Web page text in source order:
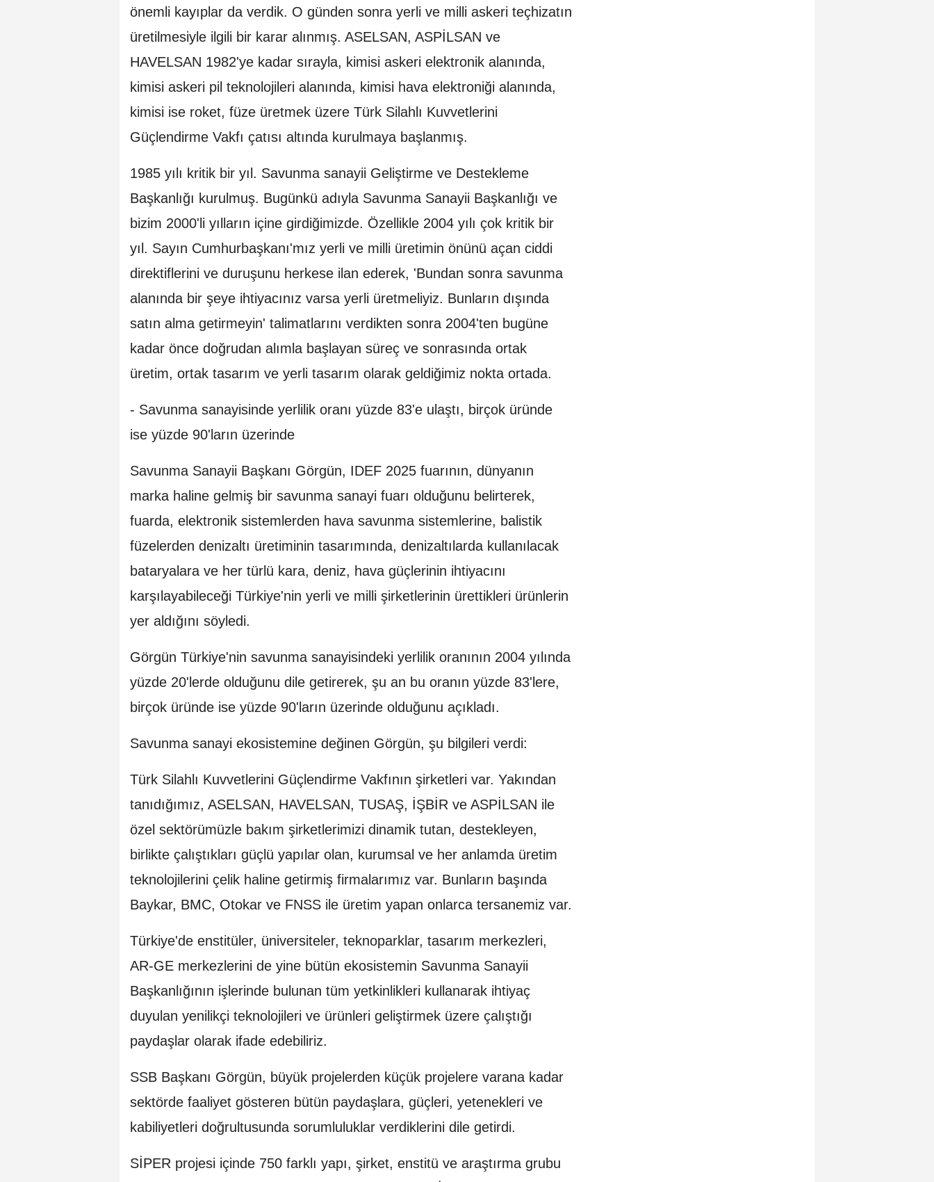
önemli kayıplar da verdik. O günden sonra yerli ve milli askeri teçhizatın
üretilmesiyle ilgili bir karar alınmış. ASELSAN, ASPİLSAN ve
HAVELSAN 1982'ye kadar sırayla, kimisi askeri elektronik alanında,
kimisi askeri pil teknolojileri alanında, kimisi hava elektroniği alanında,
kimisi ise roket, füze üretmek üzere Türk Silahlı Kuvvetlerini
Güçlendirme Vakfı çatısı altında kurulmaya başlanmış.
1985 yılı kritik bir yıl. Savunma sanayii Geliştirme ve Destekleme
Başkanlığı kurulmuş. Bugünkü adıyla Savunma Sanayii Başkanlığı ve
bizim 2000'li yılların içine girdiğimizde. Özellikle 2004 yılı çok kritik bir
yıl. Sayın Cumhurbaşkanı'mız yerli ve milli üretimin önünü açan ciddi
direktiflerini ve duruşunu herkese ilan ederek, 'Bundan sonra savunma
alanında bir şeye ihtiyacınız varsa yerli üretmeliyiz. Bunların dışında
satın alma getirmeyin' talimatlarını verdikten sonra 2004'ten bugüne
kadar önce doğrudan alımla başlayan süreç ve sonrasında ortak
üretim, ortak tasarım ve yerli tasarım olarak geldiğimiz nokta ortada.
- Savunma sanayisinde yerlilik oranı yüzde 83'e ulaştı, birçok üründe
ise yüzde 90'ların üzerinde
Savunma Sanayii Başkanı Görgün, IDEF 2025 fuarının, dünyanın
marka haline gelmiş bir savunma sanayi fuarı olduğunu belirterek,
fuarda, elektronik sistemlerden hava savunma sistemlerine, balistik
füzelerden denizaltı üretiminin tasarımında, denizaltılarda kullanılacak
bataryalara ve her türlü kara, deniz, hava güçlerinin ihtiyacını
karşılayabileceği Türkiye'nin yerli ve milli şirketlerinin ürettikleri ürünlerin
yer aldığını söyledi.
Görgün Türkiye'nin savunma sanayisindeki yerlilik oranının 2004 yılında
yüzde 20'lerde olduğunu dile getirerek, şu an bu oranın yüzde 83'lere,
birçok üründe ise yüzde 90'ların üzerinde olduğunu açıkladı.
Savunma sanayi ekosistemine değinen Görgün, şu bilgileri verdi:
Türk Silahlı Kuvvetlerini Güçlendirme Vakfının şirketleri var. Yakından
tanıdığımız, ASELSAN, HAVELSAN, TUSAŞ, İŞBİR ve ASPİLSAN ile
özel sektörümüzle bakım şirketlerimizi dinamik tutan, destekleyen,
birlikte çalıştıkları güçlü yapılar olan, kurumsal ve her anlamda üretim
teknolojilerini çelik haline getirmiş firmalarımız var. Bunların başında
Baykar, BMC, Otokar ve FNSS ile üretim yapan onlarca tersanemiz var.
Türkiye'de enstitüler, üniversiteler, teknoparklar, tasarım merkezleri,
AR-GE merkezlerini de yine bütün ekosistemin Savunma Sanayii
Başkanlığının işlerinde bulunan tüm yetkinlikleri kullanarak ihtiyaç
duyulan yenilikçi teknolojileri ve ürünleri geliştirmek üzere çalıştığı
paydaşlar olarak ifade edebiliriz.
SSB Başkanı Görgün, büyük projelerden küçük projelere varana kadar
sektörde faaliyet gösteren bütün paydaşlara, güçleri, yetenekleri ve
kabiliyetleri doğrultusunda sorumluluklar verdiklerini dile getirdi.
SİPER projesi içinde 750 farklı yapı, şirket, enstitü ve araştırma grubu